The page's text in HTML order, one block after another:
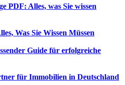
PDF: Alles, was Sie wissen
Was Sie Wissen Müssen
Guide für erfolgreiche
für Immobilien in Deutschland